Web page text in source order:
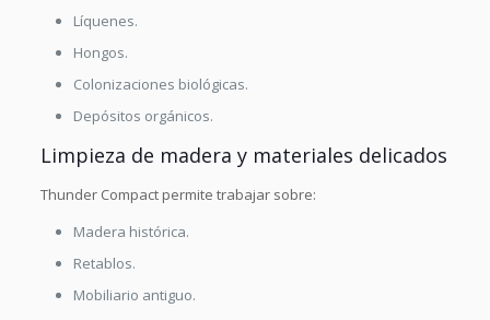
Líquenes.
Hongos.
Colonizaciones biológicas.
Depósitos orgánicos.
Limpieza de madera y materiales delicados
Thunder Compact permite trabajar sobre:
Madera histórica.
Retablos.
Mobiliario antiguo.